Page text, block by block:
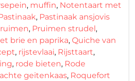
, muffin, Notentaart met
, Pastinaak ansjovis
, Pruimen strudel,
brie en paprika, Quiche van
, rijstevlaai, Rijsttaart,
, rode bieten, Rode
geitenkaas, Roquefort